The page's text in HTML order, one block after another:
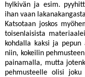
hylkivän ja esim.
ihan vaan
Katsotaan joskos
toisenlaisista
kohdalla kaksi ja
niin, kokeilin
painamalla, mutta
pehmusteelle olisi